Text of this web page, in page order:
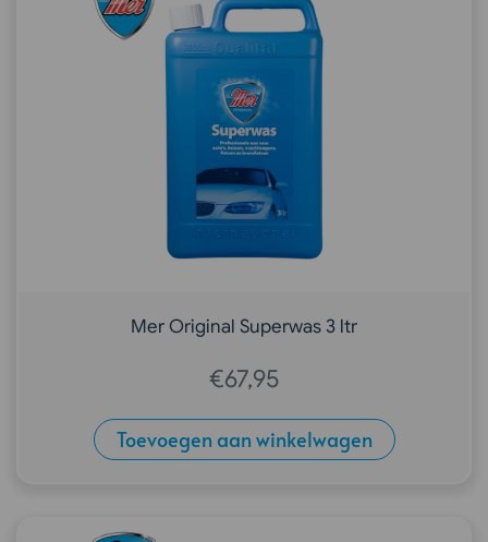
Mer Original Superwas 3 ltr
€67,95
Toevoegen aan winkelwagen